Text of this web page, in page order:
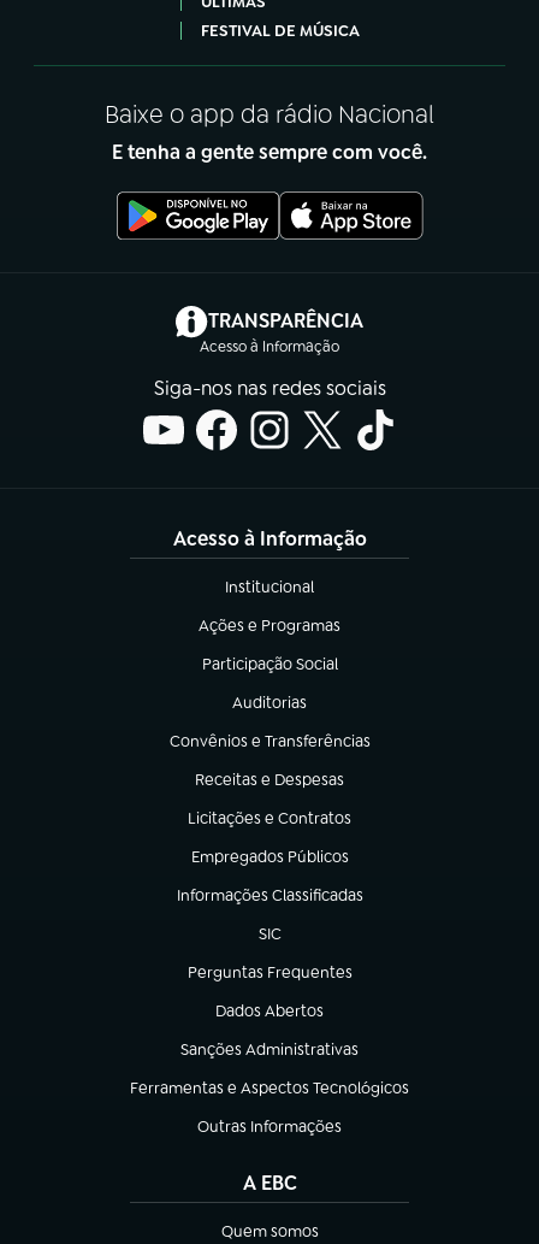
FESTIVAL DE MÚSICA
Baixe o app da rádio Nacional
E tenha a gente sempre com você.
TRANSPARÊNCIA
Acesso à Informação
(abre em nova aba)
Siga-nos nas redes sociais
Acesso à Informação
Institucional
(abre em nova aba)
Ações e Programas
(abre em nova aba)
Participação Social
(abre em nova aba)
Auditorias
(abre em nova aba)
Convênios e Transferências
(abre em nova aba)
Receitas e Despesas
(abre em nova aba)
Licitações e Contratos
(abre em nova aba)
Empregados Públicos
(abre em nova aba)
Informações Classificadas
(abre em nova aba)
SIC
(abre em nova aba)
Perguntas Frequentes
(abre em nova aba)
Dados Abertos
(abre em nova aba)
Sanções Administrativas
(abre em nova aba)
Ferramentas e Aspectos Tecnológicos
(abre em nova aba)
Outras Informações
(abre em nova aba)
A EBC
Quem somos
(abre em nova aba)